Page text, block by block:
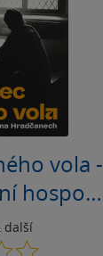
vola -
hospody
další